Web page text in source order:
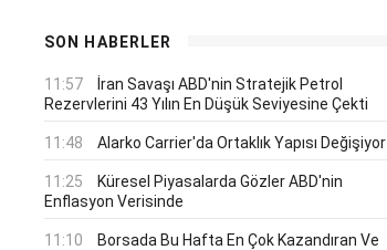
SON HABERLER
11:57
İran Savaşı ABD'nin Stratejik Petrol
Rezervlerini 43 Yılın En Düşük Seviyesine Çekti
11:48 Alarko Carrier'da Ortaklık Yapısı Değişiyor
11:25
Küresel Piyasalarda Gözler ABD'nin
Enflasyon Verisinde
11:10
Borsada Bu Hafta En Çok Kazandıran Ve